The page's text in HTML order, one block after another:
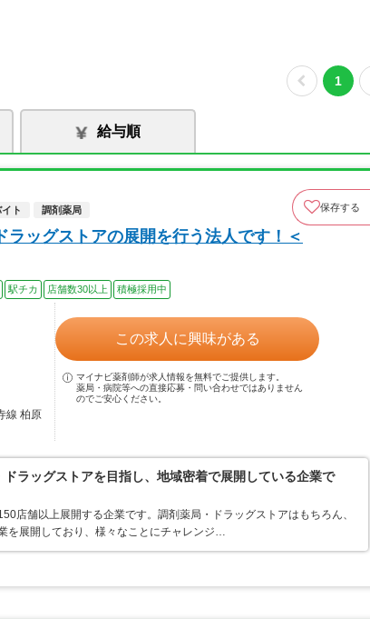
1
給与順
ト 調剤薬局 保存する
ラッグストアの展開を行う法人です！＜
駅チカ 店舗数30以上 積極採用中
線 柏原
この求人に興味がある
マイナビ薬剤師が求人情報を無料でご提供します。
薬局・病院等への直接応募・問い合わせではありません
のでご安心ください。
ラッグストアを目指し、地域密着で展開している企業で
店舗以上展開する企業です。調剤薬局・ドラッグストアはもちろん、
を展開しており、様々なことにチャレンジ…